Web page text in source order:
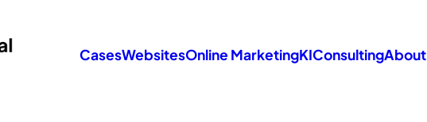
CasesWebsitesOnline MarketingKIConsultingAbout